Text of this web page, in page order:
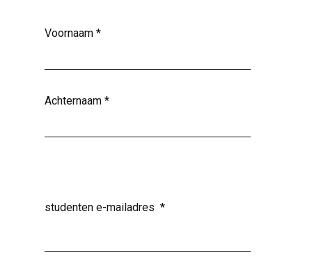
Voornaam *
Achternaam *
studenten e-mailadres *